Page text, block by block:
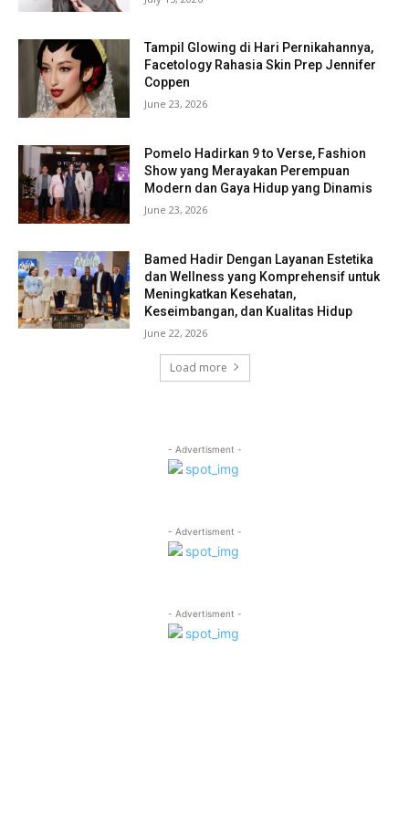
Tampil Glowing di Hari Pernikahannya,
Facetology Rahasia Skin Prep Jennifer
Coppen
June 23, 2026
Pomelo Hadirkan 9 to Verse, Fashion
Show yang Merayakan Perempuan
Modern dan Gaya Hidup yang Dinamis
June 23, 2026
Bamed Hadir Dengan Layanan Estetika
dan Wellness yang Komprehensif untuk
Meningkatkan Kesehatan,
Keseimbangan, dan Kualitas Hidup
June 22, 2026
Load more
- Advertisment -
- Advertisment -
- Advertisment -